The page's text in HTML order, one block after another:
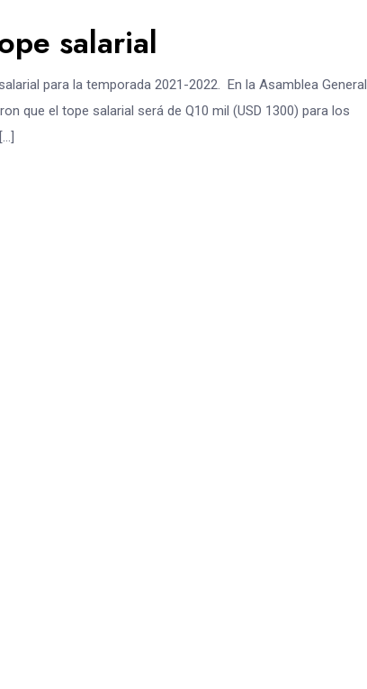
salarial
para la temporada 2021-2022. En la Asamblea General
que el tope salarial será de Q10 mil (USD 1300) para los